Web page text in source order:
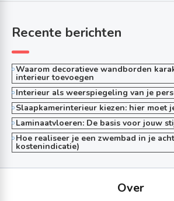
Recente berichten
Waarom decoratieve wandborden
interieur toevoegen
Interieur als weerspiegeling van je
Slaapkamerinterieur kiezen: hier moet
Laminaatvloeren: De basis voor jouw
Hoe realiseer je een zwembad in je
kostenindicatie)
Over